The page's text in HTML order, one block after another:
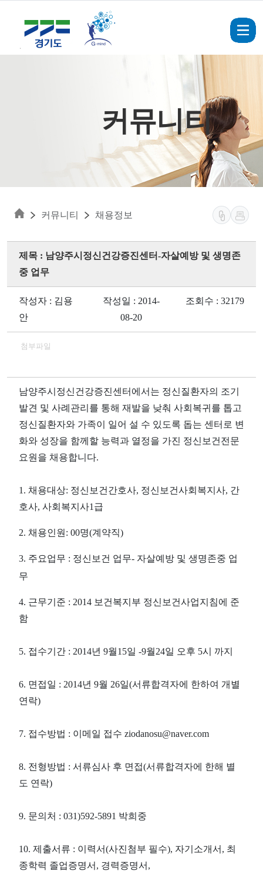
커뮤니티
커뮤니티 채용정보
제목 : 남양주시정신건강증진센터-자살예방 및 생명존
중 업무
작성자 : 김용
안
작성일 : 2014-
08-20
조회수 : 32179
첨부파일
남양주시정신건강증진센터에서는 정신질환자의 조기
발견 및 사례관리를 통해 재발을 낮춰 사회복귀를 톱고
정신질환자와 가족이 일어 설 수 있도록 돕는 센터로 변
화와 성장을 함께할 능력과 열정을 가진 정신보건전문
요원을 채용합니다.
1. 채용대상: 정신보건간호사, 정신보건사회복지사, 간
호사, 사회복지사1급
2. 채용인원: 00명(계약직)
3. 주요업무 : 정신보건 업무- 자살예방 및 생명존중 업
무
4. 근무기준 : 2014 보건복지부 정신보건사업지침에 준
함
5. 접수기간 : 2014년 9월15일 -9월24일 오후 5시 까지
6. 면접일 : 2014년 9월 26일(서류합격자에 한하여 개별
연락)
7. 접수방법 : 이메일 접수 ziodanosu@naver.com
8. 전형방법 : 서류심사 후 면접(서류합격자에 한해 별
도 연락)
9. 문의처 : 031)592-5891 박희중
10. 제출서류 : 이력서(사진첨부 필수), 자기소개서, 최
종학력 졸업증명서, 경력증명서,